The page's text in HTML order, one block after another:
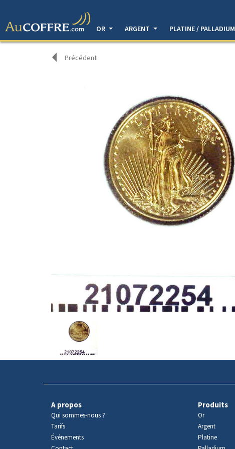
OR
ARGENT PLATINE / PALLADIUM
Précédent
produit
A propos
Qui sommes-nous ?
Tarifs
Événements
Produits
Or
Argent
Platine